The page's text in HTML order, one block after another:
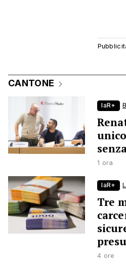
CANTONE
laR+
1 ora
laR+
Tre
4 ore